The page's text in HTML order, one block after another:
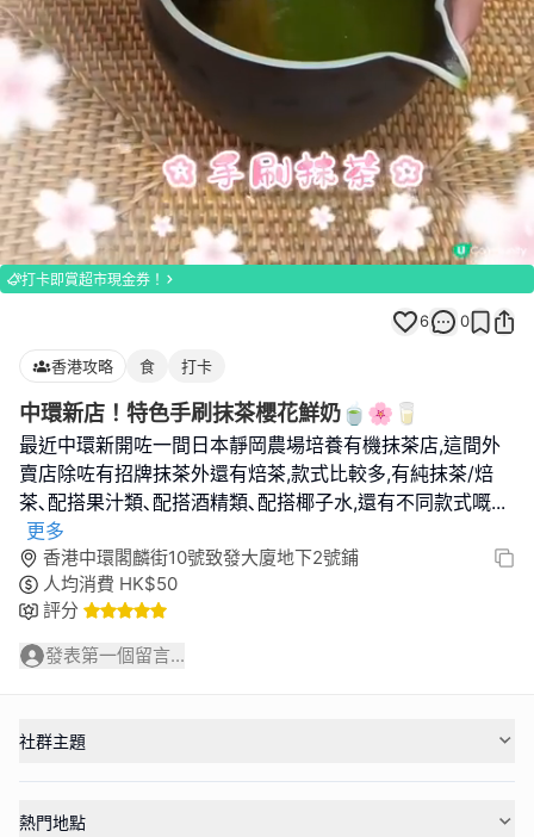
Loaded:
100.00%
Unmute
打卡即賞超市現金券！
6 0
香港攻略 食 打卡
中環新店！特色手刷抹茶櫻花鮮奶🍵🌸🥛
最近中環新開咗一間日本靜岡農場培養有機抹茶店,這間外
賣店除咗有招牌抹茶外還有焙茶,款式比較多,有純抹茶/焙
茶､配搭果汁類､配搭酒精類､配搭椰子水,還有不同款式嘅...
更多
香港中環閣麟街10號致發大廈地下2號鋪
人均消費 HK$50
評分
發表第一個留言...
社群主題
熱門地點